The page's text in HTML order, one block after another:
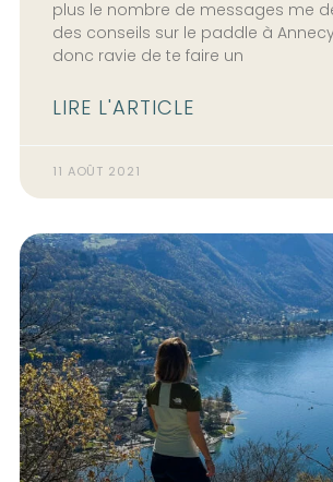
plus le nombre de messages me
des conseils sur le paddle à
donc ravie de te faire un
LIRE L'ARTICLE
11 AOÛT 2021